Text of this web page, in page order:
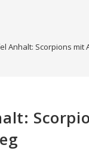
Anhalt: Scorpions mit